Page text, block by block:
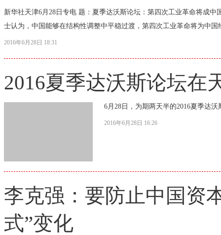
新华社天津6月28日专电 题：夏季达沃斯论坛：第四次工业革命将成
士认为，中国能够在结构性调整中平稳过渡，第四次工业革命将为中
2016年6月28日 18:31
2016夏季达沃斯论坛在
6月28日，为期两天半的2016夏季达
2016年6月28日 16:26
李克强：要防止中国资
式”变化